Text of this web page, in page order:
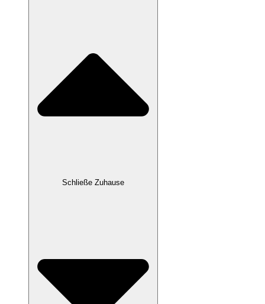
Schließe Zuhause